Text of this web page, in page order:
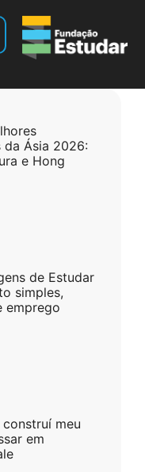
da Ásia 2026:
e Hong
de Estudar
simples,
emprego
meu
em